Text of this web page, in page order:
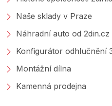
Naše sklady v Praze
Náhradní auto od 2din.cz
Konfigurátor odhlučnění
Montážní dílna
Kamenná prodejna